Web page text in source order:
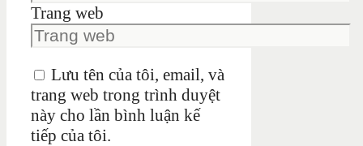
Trang web
Lưu tên của tôi, email, và
trang web trong trình duyệt
này cho lần bình luận kế
tiếp của tôi.